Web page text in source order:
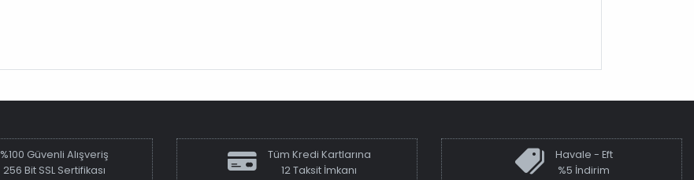
%100 Güvenli Alışveriş
256 Bit SSL Sertifikası
Tüm Kredi Kartlarına
12 Taksit İmkanı
Havale - Eft
%5 İndirim